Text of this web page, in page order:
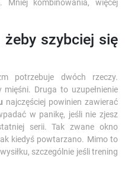
kombinowania, więcej
szybciej się
potrzebuje dwóch rzeczy.
Druga to uzupełnienie
najczęściej powinien zawierać
w panikę, jeśli nie zjesz
serii. Tak zwane okno
kiedyś powtarzano. Mimo to
szczególnie jeśli trening